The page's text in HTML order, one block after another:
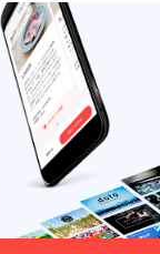
2026年
2月末 ※
旅館業
許可
八保第
R5一12
号
ご利用
可能で
す ※日
程は要
相談 ※
一部ご
利用い
ただけ
ない日
がござ
います
※現地ま
での交
通費は